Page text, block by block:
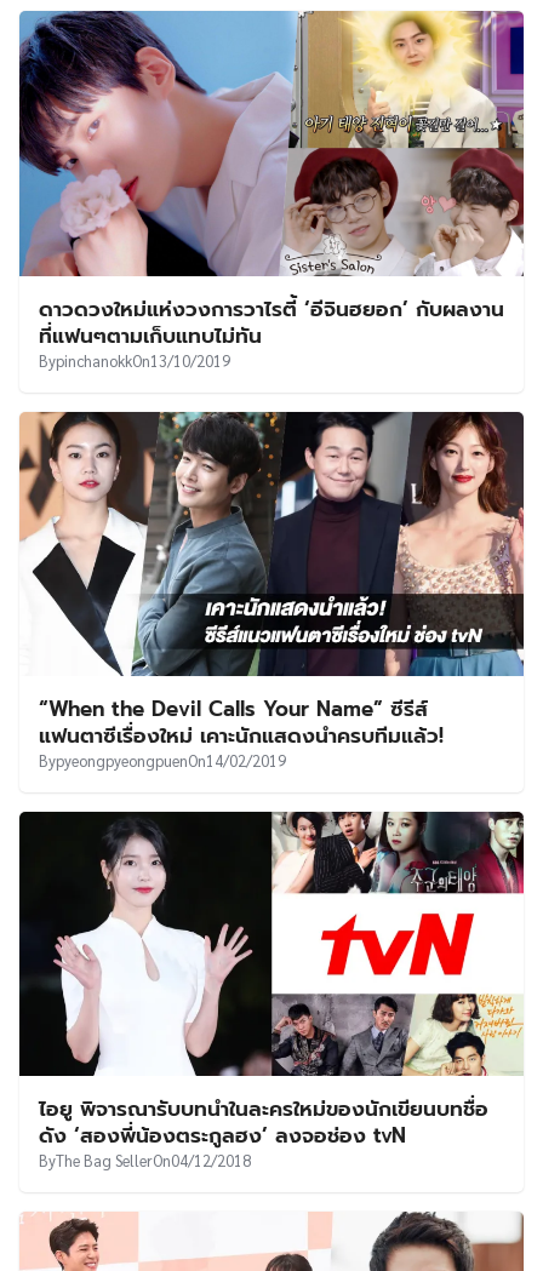
ดาวดวงใหม่แห่งวงการวาไรตี้ ‘อีจินฮยอก’ กับผลงาน
ที่แฟนๆตามเก็บแทบไม่ทัน
BypinchanokkOn13/10/2019
“When the Devil Calls Your Name” ซีรีส์
แฟนตาซีเรื่องใหม่ เคาะนักแสดงนำครบทีมแล้ว!
BypyeongpyeongpuenOn14/02/2019
ไอยู พิจารณารับบทนำในละครใหม่ของนักเขียนบทชื่อ
ดัง ‘สองพี่น้องตระกูลฮง’ ลงจอช่อง tvN
ByThe Bag SellerOn04/12/2018